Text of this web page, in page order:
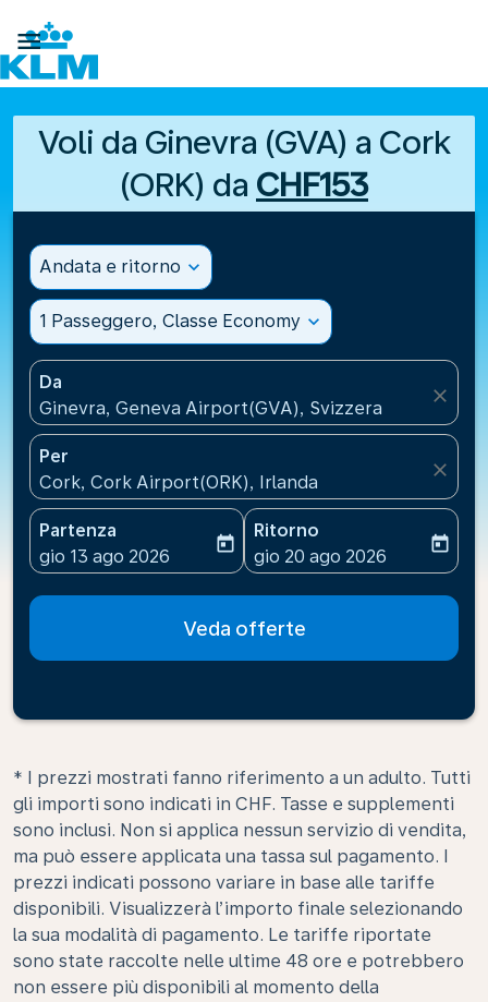

Voli da Ginevra (GVA) a Cork
(ORK) da CHF153
Andata e ritorno expand_more
1 Passeggero, Classe Economy expand_more
Da
Ginevra, Geneva Airport(GVA), Svizzera
close
Per
Cork, Cork Airport(ORK), Irlanda
close
Partenza
fc-booking-departure-date-aria-label
gio 13 ago 2026
today
Ritorno
fc-booking-return-date-
gio 20 ago 2026
today
Veda offerte
* I prezzi mostrati fanno riferimento a un adulto. Tutti
gli importi sono indicati in CHF. Tasse e supplementi
sono inclusi. Non si applica nessun servizio di vendita,
ma può essere applicata una tassa sul pagamento. I
prezzi indicati possono variare in base alle tariffe
disponibili. Visualizzerà l’importo finale selezionando
la sua modalità di pagamento. Le tariffe riportate
sono state raccolte nelle ultime 48 ore e potrebbero
non essere più disponibili al momento della